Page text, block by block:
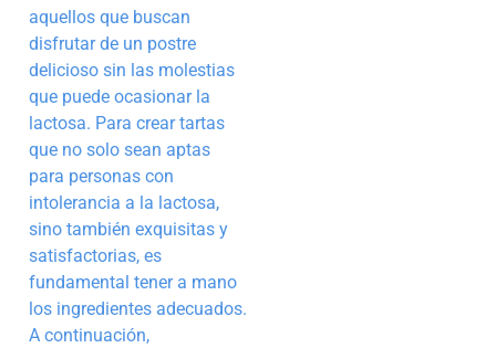
aquellos que buscan
disfrutar de un postre
delicioso sin las molestias
que puede ocasionar la
lactosa. Para crear tartas
que no solo sean aptas
para personas con
intolerancia a la lactosa,
sino también exquisitas y
satisfactorias, es
fundamental tener a mano
los ingredientes adecuados.
A continuación,